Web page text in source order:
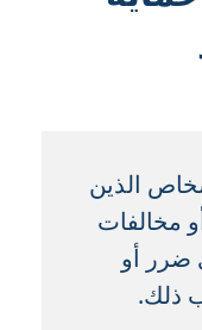
الذين
مخالفات
ضرر أو
ذلك.